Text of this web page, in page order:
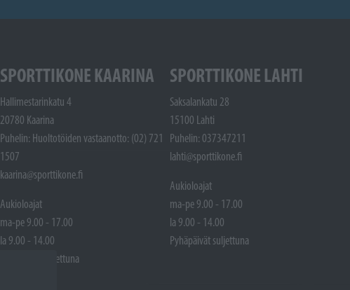
SPORTTIKONE KAARINA
Hallimestarinkatu 4
20780 Kaarina
Puhelin: Huoltotöiden vastaanotto: (02) 721
1507
kaarina@sporttikone.fi
Aukioloajat
ma-pe 9.00 - 17.00
la 9.00 - 14.00
Pyhäpäivät suljettuna
SPORTTIKONE LAHTI
Saksalankatu 28
15100 Lahti
Puhelin: 037347211
lahti@sporttikone.fi
Aukioloajat
ma-pe 9.00 - 17.00
la 9.00 - 14.00
Pyhäpäivät suljettuna